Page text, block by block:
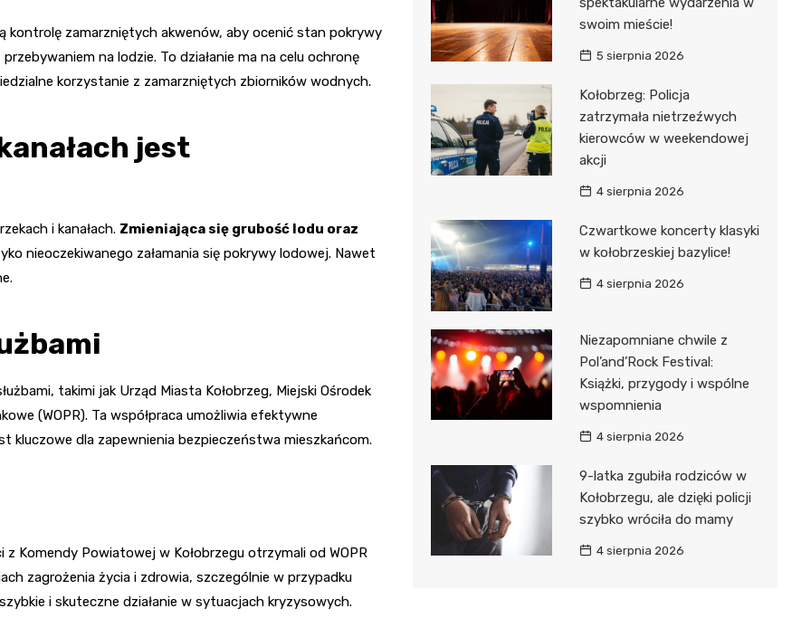
kontrolę zamarzniętych akwenów, aby ocenić stan pokrywy
na lodzie. To działanie ma na celu ochronę
korzystanie z zamarzniętych zbiorników wodnych.
jest
i kanałach. Zmieniająca się grubość lodu oraz
nieoczekiwanego załamania się pokrywy lodowej. Nawet
takimi jak Urząd Miasta Kołobrzeg, Miejski Ośrodek
(WOPR). Ta współpraca umożliwia efektywne
kluczowe dla zapewnienia bezpieczeństwa mieszkańcom.
Komendy Powiatowej w Kołobrzegu otrzymali od WOPR
zagrożenia życia i zdrowia, szczególnie w przypadku
i skuteczne działanie w sytuacjach kryzysowych.
swoim mieście!
5 sierpnia 2026
Kołobrzeg: Policja
zatrzymała nietrzeźwych
kierowców w weekendowej
akcji
4 sierpnia 2026
Czwartkowe koncerty klasyki
w kołobrzeskiej bazylice!
4 sierpnia 2026
Niezapomniane chwile z
Pol’and’Rock Festival:
Książki, przygody i wspólne
wspomnienia
4 sierpnia 2026
9-latka zgubiła rodziców w
Kołobrzegu, ale dzięki policji
szybko wróciła do mamy
4 sierpnia 2026